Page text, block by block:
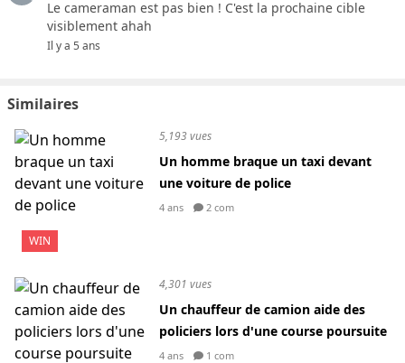
Le cameraman est pas bien ! C'est la prochaine cible
visiblement ahah
Il y a 5 ans
Similaires
WIN
5,193 vues
Un homme braque un taxi devant
une voiture de police
4 ans 2 com
4,301 vues
Un chauffeur de camion aide des
policiers lors d'une course poursuite
4 ans 1 com